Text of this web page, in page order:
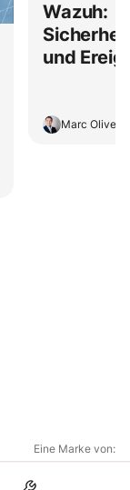
Wazuh:
und
Marc Oliver
Eine Marke von: